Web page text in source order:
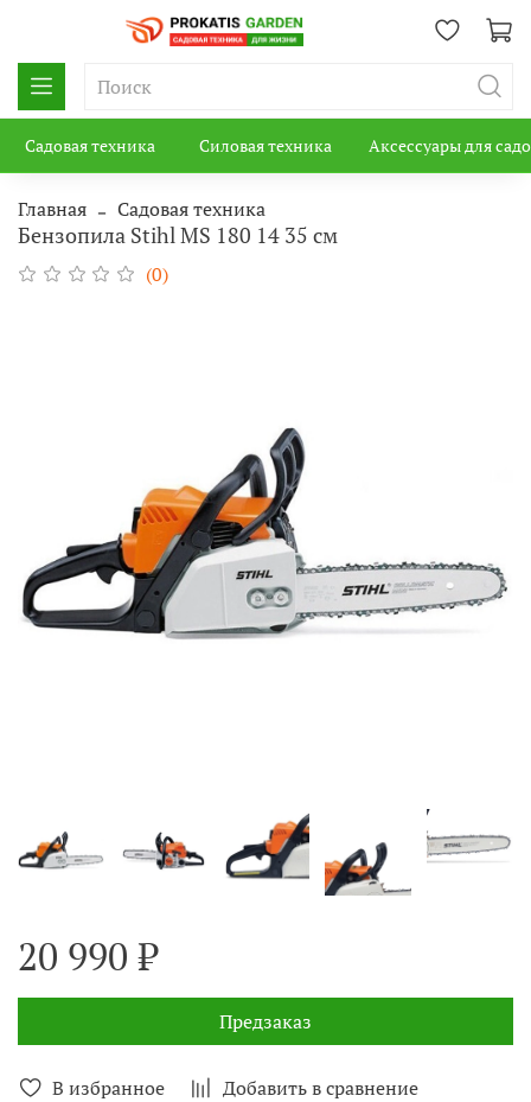
Садовая техника Силовая техника Аксессуары для
Главная Садовая техника
Бензопила Stihl MS 180 14 35 см
(0)
В избранное Добавить в сравнение
20 990 ₽
Предзаказ